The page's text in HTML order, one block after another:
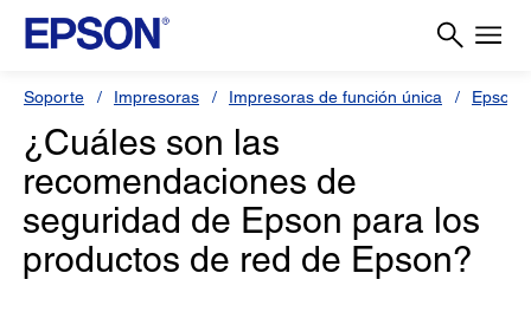
Soporte Impresoras Impresoras de función única Epson
¿Cuáles son las
recomendaciones de
seguridad de Epson para los
productos de red de Epson?